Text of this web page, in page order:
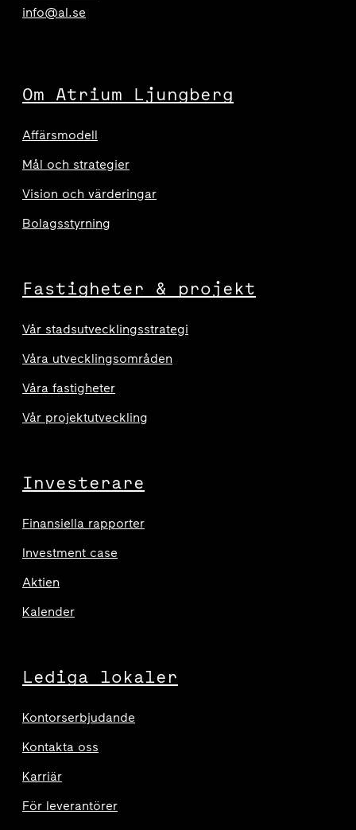
info@al.se
Om Atrium Ljungberg
Affärsmodell
Mål och strategier
Vision och värderingar
Bolagsstyrning
Fastigheter & projekt
Vår stadsutvecklingsstrategi
Våra utvecklingsområden
Våra fastigheter
Vår projektutveckling
Investerare
Finansiella rapporter
Investment case
Aktien
Kalender
Lediga lokaler
Kontorserbjudande
Kontakta oss
Karriär
För leverantörer